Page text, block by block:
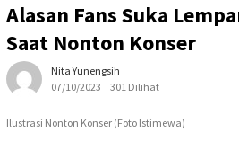
Alasan Fans Suka
Saat Nonton Konser
Nita Yunengsih
07/10/2023
301 Dilihat
Ilustrasi Nonton Konser (Foto Istimewa)